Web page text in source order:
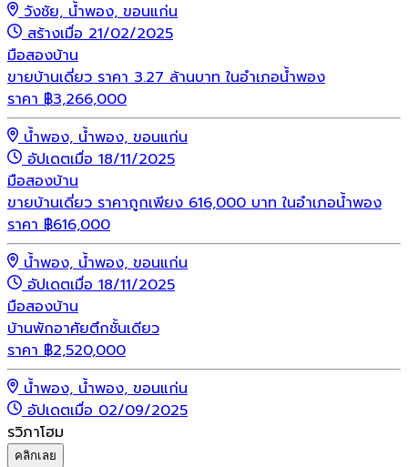
วังชัย, น้ำพอง, ขอนแก่น
สร้างเมื่อ 21/02/2025
มือสองบ้าน
ขายบ้านเดี่ยว ราคา 3.27 ล้านบาท ในอำเภอน้ำพอง
ราคา ฿3,266,000
น้ำพอง, น้ำพอง, ขอนแก่น
อัปเดตเมื่อ 18/11/2025
มือสองบ้าน
ขายบ้านเดี่ยว ราคาถูกเพียง 616,000 บาท ในอำเภอน้ำพอง
ราคา ฿616,000
น้ำพอง, น้ำพอง, ขอนแก่น
อัปเดตเมื่อ 18/11/2025
มือสองบ้าน
บ้านพักอาศัยตึกชั้นเดียว
ราคา ฿2,520,000
น้ำพอง, น้ำพอง, ขอนแก่น
อัปเดตเมื่อ 02/09/2025
รวิภาโฮม
คลิกเลย